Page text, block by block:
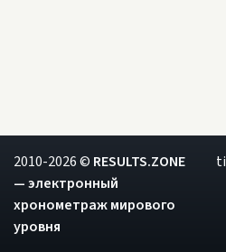
2010-2026 © RESULTS.ZONE
— электронный
хронометраж мирового
уровня